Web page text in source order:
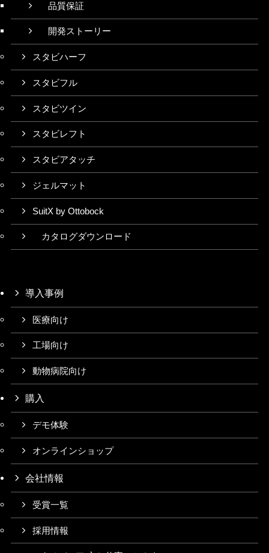
品質保証
開発ストーリー
スタビハーフ
スタビフル
スタビツイン
スタビレフト
スタビアタッチ
ジェルマット
SuitX by Ottobock
カタログダウンロード
導入事例
医療向け
工場向け
動物病院向け
購入
デモ体験
オンラインショップ
会社情報
受賞一覧
採用情報